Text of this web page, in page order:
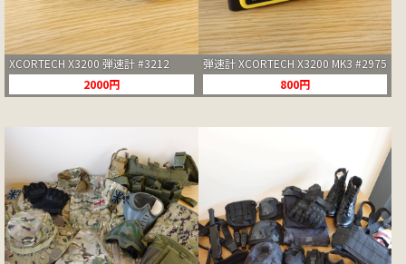
XCORTECH X3200 弾速計 #3212
2000円
弾速計 XCORTECH X3200 MK3 #2975
800円